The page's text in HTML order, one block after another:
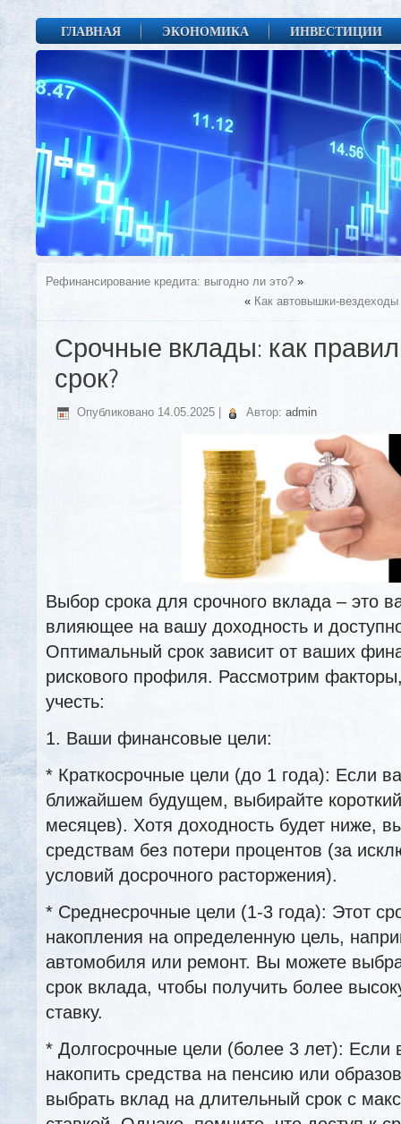
ГЛАВНАЯ ЭКОНОМИКА ИНВЕСТИЦИИ
Рефинансирование кредита: выгодно ли это? »
« Как автовышки-
Срочные вклады: как
срок?
Опубликовано 14.05.2025 Автор: admin
Выбор срока для срочного вклада – это
влияющее на вашу доходность и
Оптимальный срок зависит от ваших
рискового профиля. Рассмотрим
учесть:
1. Ваши финансовые цели:
* Краткосрочные цели (до 1 года): Если
ближайшем будущем, выбирайте
месяцев). Хотя доходность будет ниже,
средствам без потери процентов (за
условий досрочного расторжения).
* Среднесрочные цели (1-3 года): Этот
накопления на определенную цель,
автомобиля или ремонт. Вы можете
срок вклада, чтобы получить более
ставку.
* Долгосрочные цели (более 3 лет): Если
накопить средства на пенсию или
выбрать вклад на длительный срок с